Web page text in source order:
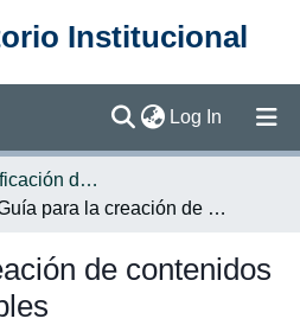
Institucional
Log In (current)
Oficina de Planificación de la Educación Superior (OPES)
Guía para la creación de contenidos digitales accesibles
de contenidos